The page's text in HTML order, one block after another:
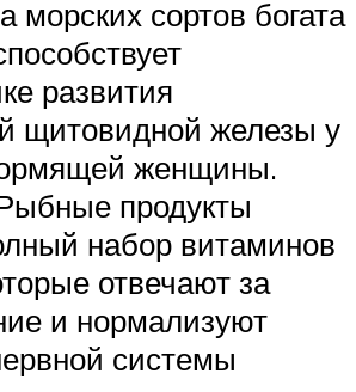
морских сортов богата
развития
щитовидной железы у
женщины.
продукты
набор витаминов
отвечают за
и нормализуют
системы